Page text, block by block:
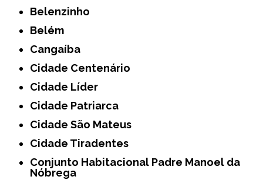
Belenzinho
Belém
Cangaíba
Cidade Centenário
Cidade Líder
Cidade Patriarca
Cidade São Mateus
Cidade Tiradentes
Conjunto Habitacional Padre Manoel da
Nóbrega